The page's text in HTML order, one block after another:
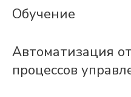
Обучение
Автоматизация
процессов